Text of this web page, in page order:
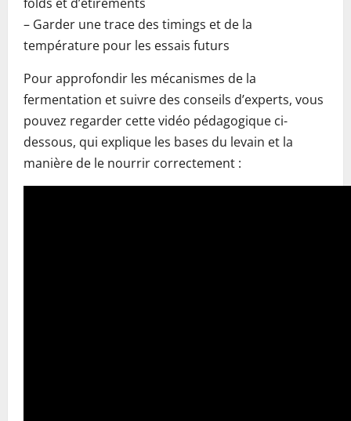
– Garder une trace des timings et de la
température pour les essais futurs
Pour approfondir les mécanismes de la
fermentation et suivre des conseils d’experts, vous
pouvez regarder cette vidéo pédagogique ci-
dessous, qui explique les bases du levain et la
manière de le nourrir correctement :